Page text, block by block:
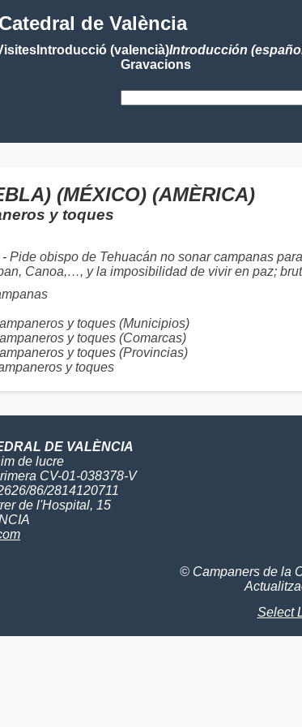
de València
Introducció (valencià)Introducción
Gravacions
(MÉXICO) (AMÈRICA)
y toques
- Pide obispo de Tehuacán no sonar campanas
Canoa,…, y la imposibilidad de vivir en paz;
y toques (Municipios)
y toques (Comarcas)
y toques (Provincias)
y toques
DE VALÈNCIA
de lucre
CV-01-038378-V
86/2814120711
de l'Hospital, 15
© Campaners de la
Select